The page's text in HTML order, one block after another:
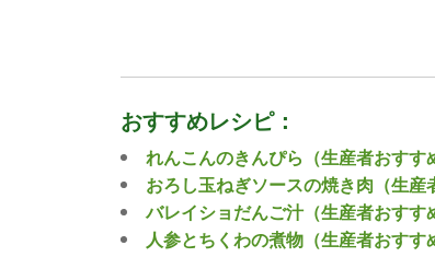
おすすめレシピ：
れんこんのきんぴら（生産者おすす
おろし玉ねぎソースの焼き肉（生産
バレイショだんご汁（生産者おすす
人参とちくわの煮物（生産者おすす